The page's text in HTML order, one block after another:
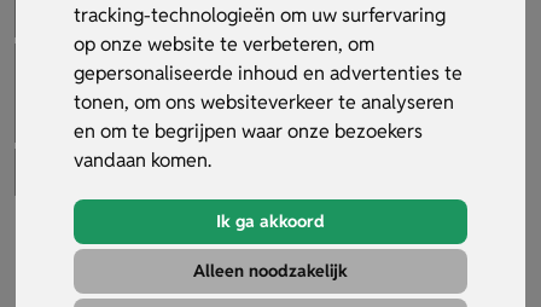
tracking-technologieën om uw surfervaring
op onze website te verbeteren, om
gepersonaliseerde inhoud en advertenties te
tonen, om ons websiteverkeer te analyseren
en om te begrijpen waar onze bezoekers
vandaan komen.
Ik ga akkoord
Alleen noodzakelijk
Waterwerende tas 10L IPX6
Artikelnummer: 35043